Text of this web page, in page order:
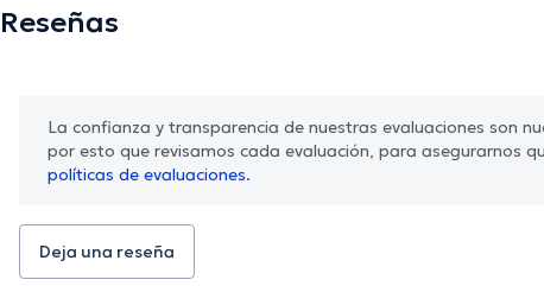
Reseñas
La confianza y transparencia de nuestras evaluaciones son
por esto que revisamos cada evaluación, para asegurarnos
políticas de evaluaciones.
Deja una reseña